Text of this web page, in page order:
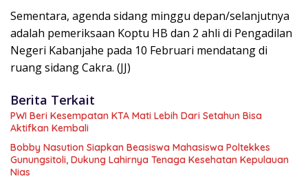
Sementara, agenda sidang minggu depan/selanjutnya
adalah pemeriksaan Koptu HB dan 2 ahli di Pengadilan
Negeri Kabanjahe pada 10 Februari mendatang di
ruang sidang Cakra. (JJ)
Berita Terkait
PWI Beri Kesempatan KTA Mati Lebih Dari Setahun Bisa
Aktifkan Kembali
Bobby Nasution Siapkan Beasiswa Mahasiswa Poltekkes
Gunungsitoli, Dukung Lahirnya Tenaga Kesehatan Kepulauan
Nias